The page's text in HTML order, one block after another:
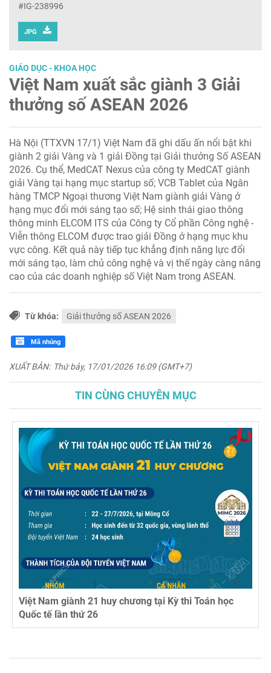
#IG-238996
JPG
GIÁO DỤC - KHOA HỌC
Việt Nam xuất sắc giành 3 Giải
thưởng số ASEAN 2026
Hà Nội (TTXVN 17/1) Việt Nam đã ghi dấu ấn nổi bật khi
giành 2 giải Vàng và 1 giải Đồng tại Giải thưởng Số ASEAN
2026. Cụ thể, MedCAT Nexus của công ty MedCAT giành
giải Vàng tại hạng mục startup số; VCB Tablet của Ngân
hàng TMCP Ngoại thương Việt Nam giành giải Vàng ở
hạng mục đổi mới sáng tạo số; Hệ sinh thái giao thông
thông minh ELCOM ITS của Công ty Cổ phần Công nghệ -
Viễn thông ELCOM được trao giải Đồng ở hạng mục khu
vực công. Kết quả này tiếp tục khẳng định năng lực đổi
mới sáng tạo, làm chủ công nghệ và vị thế ngày càng nâng
cao của các doanh nghiệp số Việt Nam trong ASEAN.
Từ khóa: Giải thưởng số ASEAN 2026
Mã nhúng
XUẤT BẢN: Thứ bảy, 17/01/2026 16:09 (GMT+7)
TIN CÙNG CHUYÊN MỤC
Việt Nam giành 21 huy chương tại Kỳ thi Toán học
Quốc tế lần thứ 26